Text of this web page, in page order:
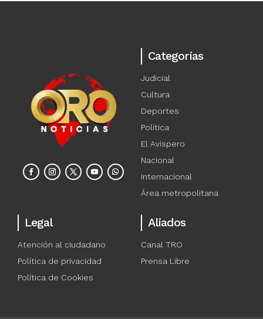
Categorías
Judicial
Cultura
Deportes
Política
El Avispero
Nacional
Internacional
Área metropolitana
Legal
Atención al ciudadano
Política de privacidad
Política de Cookies
Aliados
Canal TRO
Prensa Libre